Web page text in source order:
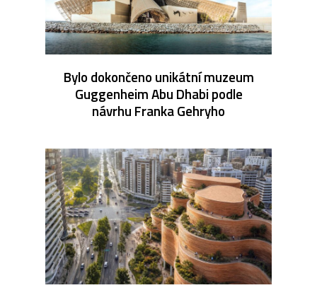
Bylo dokončeno unikátní muzeum
Guggenheim Abu Dhabi podle
návrhu Franka Gehryho